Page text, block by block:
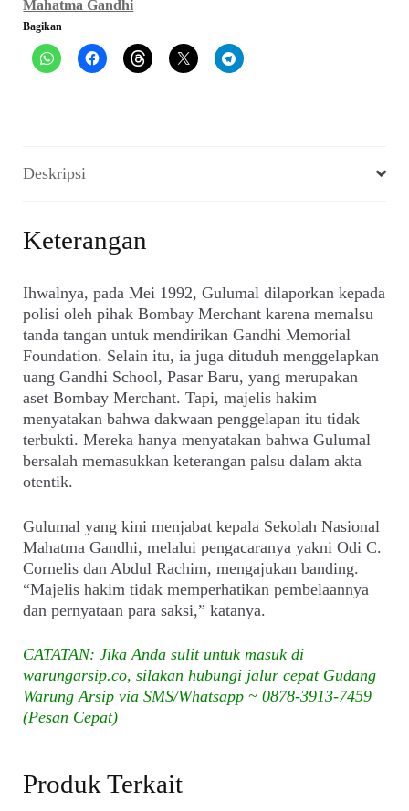
(FORUM_No.
1
Th.
III,
Mahatma Gandhi
Bagikan
Deskripsi
Keterangan
Ihwalnya, pada Mei 1992, Gulumal dilaporkan kepada
polisi oleh pihak Bombay Merchant karena memalsu
tanda tangan untuk mendirikan Gandhi Memorial
Foundation. Selain itu, ia juga dituduh menggelapkan
uang Gandhi School, Pasar Baru, yang merupakan
aset Bombay Merchant. Tapi, majelis hakim
menyatakan bahwa dakwaan penggelapan itu tidak
terbukti. Mereka hanya menyatakan bahwa Gulumal
bersalah memasukkan keterangan palsu dalam akta
otentik.
Gulumal yang kini menjabat kepala Sekolah Nasional
Mahatma Gandhi, melalui pengacaranya yakni Odi C.
Cornelis dan Abdul Rachim, mengajukan banding.
“Majelis hakim tidak memperhatikan pembelaannya
dan pernyataan para saksi,” katanya.
CATATAN: Jika Anda sulit untuk masuk di
warungarsip.co, silakan hubungi jalur cepat Gudang
Warung Arsip via SMS/Whatsapp ~ 0878-3913-7459
(Pesan Cepat)
Produk Terkait